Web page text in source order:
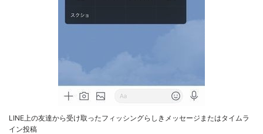
LINE上の友達から受け取ったフィッシングらしきメッセージまたはタイムラ
イン投稿